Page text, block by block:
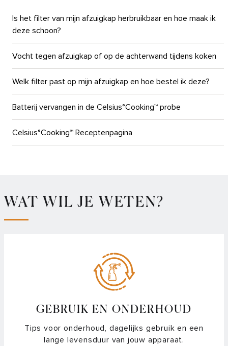
Is het filter van mijn afzuigkap herbruikbaar en hoe maak ik
deze schoon?
Vocht tegen afzuigkap of op de achterwand tijdens koken
Welk filter past op mijn afzuigkap en hoe bestel ik deze?
Batterij vervangen in de Celsius°Cooking™ probe
Celsius°Cooking™ Receptenpagina
met de Celsius°Cooking™ kookplaat
Plus menu – Hoe activeer ik de Aankookfunctie?
Plus menu – Hoe stel ik mijn kookplaat in op de gewenste
Plusmenu – Hoe stel ik de warmhoud functie in?
Met welke programma’s kan ik temperatuur gestuurd
WAT WIL JE WETEN?
GEBRUIK EN ONDERHOUD
Tips voor onderhoud, dagelijks gebruik en een
lange levensduur van jouw apparaat.